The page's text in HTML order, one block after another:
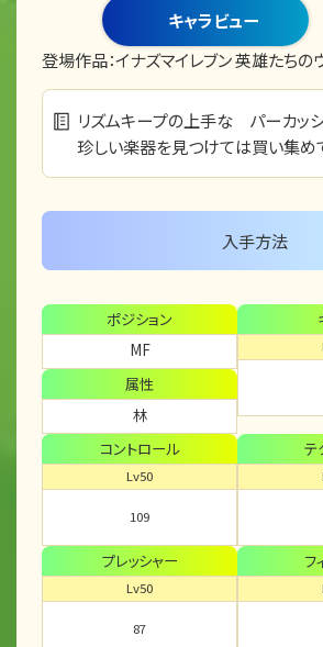
キャラビュー
登場作品：イナズマイレブン 英雄たちの
リズムキープの上手な パーカッシ
珍しい楽器を見つけては買い集め
入手方法
ポジション
MF
属性
林
コントロール
Lv50
109
テ
プレッシャー
Lv50
87
フ